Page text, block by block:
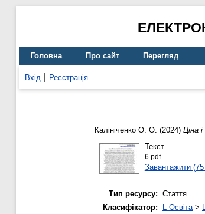
Головна Про сайт Перегляд
Вхід Реєстрація
Калініченко О. О. (2024) Ціна
Текст
6.pdf
Завантажити
Тип ресурсу: Стаття
Класифікатор:
L Освіта>